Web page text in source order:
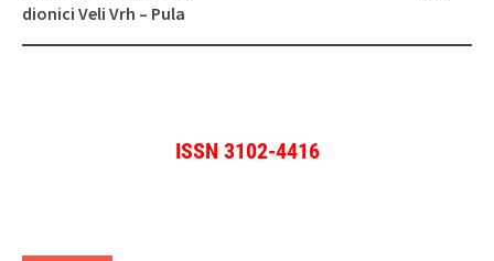
dionici Veli Vrh – Pula
ISSN 3102-4416